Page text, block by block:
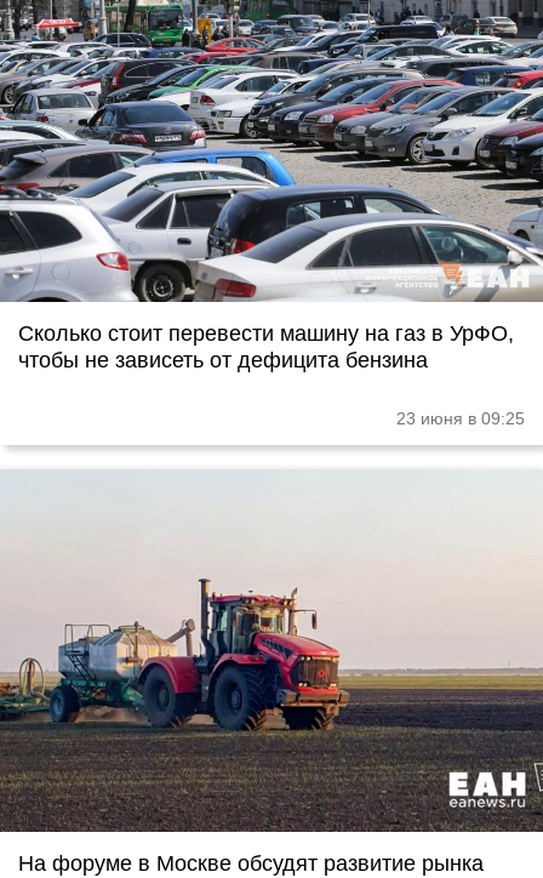
Сколько стоит перевести машину на газ в УрФО,
чтобы не зависеть от дефицита бензина
23 июня в 09:25
На форуме в Москве обсудят развитие рынка